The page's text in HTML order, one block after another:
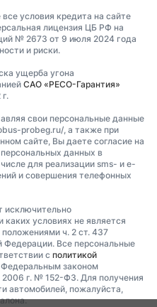
условия кредита на сайте
лицензия ЦБ РФ на
№ 2673 от 9 июля 2024 года
и риски.
ущерба угона
САО «РЕСО-Гарантия»
свои персональные данные
probeg.ru/, а также при
сайте, Вы даете согласие на
данных в
для реализации sms- и e-
и совершения телефонных
исключительно
условиях не является
ч. 2 ст. 437
Федерации. Все персональные
с политикой
законом
г. № 152-ФЗ. Для получения
автомобилей, пожалуйста,